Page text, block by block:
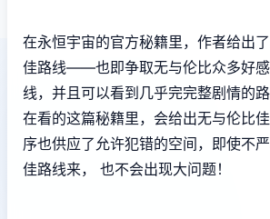
在永恒宇宙的官方秘籍里，作者给出
佳路线——也即争取无与伦比众多好
线，并且可以看到几乎完完整剧情的
在看的这篇秘籍里，会给出无与伦比
序也供应了允许犯错的空间，即使不
佳路线来， 也不会出现大问题！